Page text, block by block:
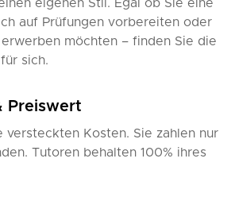
eigenen Stil. Egal ob Sie eine
auf Prüfungen vorbereiten oder
möchten – finden Sie die
sich.
Preiswert
versteckten Kosten. Sie zahlen nur
Tutoren behalten 100% ihres